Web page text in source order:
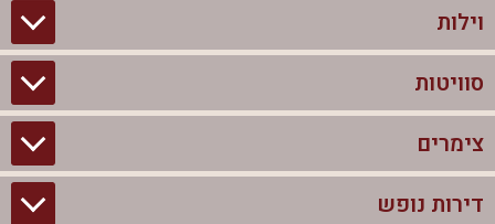
וילות
וילות בצפון
וילות להשכרה
סוויטות
סוויטות בצפון
צימרים לזוגות עם בריכה פרטית
צימרים
צימרים בצפון
דירות נופש